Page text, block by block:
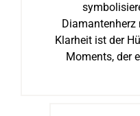
Diamantenherz
Klarheit ist der
Moments, der